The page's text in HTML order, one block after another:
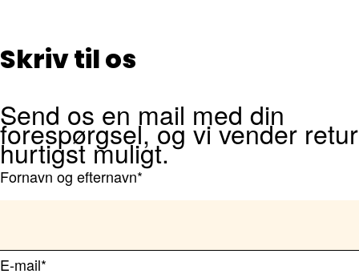
Skriv til os
Send os en mail med din
forespørgsel, og vi vender retur
hurtigst muligt.
Fornavn og efternavn*
E-mail*